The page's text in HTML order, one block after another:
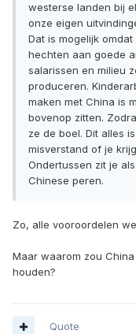
westerse landen bij
onze eigen
Dat is mogelijk
hechten aan goede
salarissen en milieu
produceren.
maken met China is
bovenop zitten.
ze de boel. Dit alles
misverstand of je
Ondertussen zit je
Chinese peren.
Zo, alle vooroordelen
Maar waarom zou
houden?
Quote